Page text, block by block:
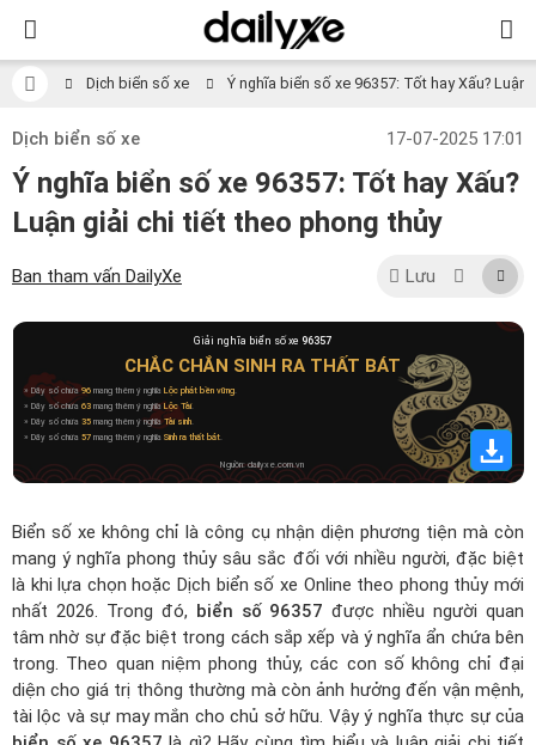
Dịch biển số xe Ý nghĩa biển số xe 96357: Tốt hay Xấu?
Dịch biển số xe 17-07-2025 17:01
Ý nghĩa biển số xe 96357: Tốt hay Xấu?
Luận giải chi tiết theo phong thủy
Ban tham vấn DailyXe Lưu
Giải nghĩa biển số xe 96357
CHẮC CHẮN SINH RA THẤT BÁT
» Dãy số chứa96 mang thêm ý nghĩa Lộc phát bền vững.
» Dãy số chứa 63 mang thêm ý nghĩaLộc Tài.
» Dãy số chứa 35 mang thêm ý nghĩaTài sinh.
» Dãy số chứa 57 mang thêm ý nghĩa Sinh ra thất bát.
Nguồn: dailyxe.com.vn
Biển số xe không chỉ là công cụ nhận diện phương tiện mà còn
mang ý nghĩa phong thủy sâu sắc đối với nhiều người, đặc biệt
là khi lựa chọn hoặcDịch biển số xe Online theo phong thủy mới
nhất 2026. Trong đó, biển số 96357 được nhiều người quan
tâm nhờ sự đặc biệt trong cách sắp xếp và ý nghĩa ẩn chứa bên
trong. Theo quan niệm phong thủy, các con số không chỉ đại
diện cho giá trị thông thường mà còn ảnh hưởng đến vận mệnh,
tài lộc và sự may mắn cho chủ sở hữu. Vậy ý nghĩa thực sự của